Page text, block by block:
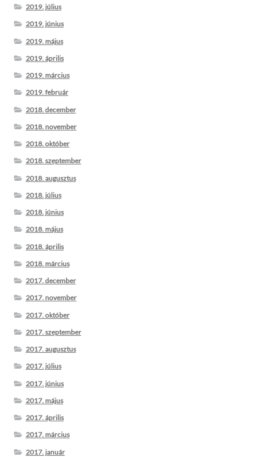
2019. július
2019. június
2019. május
2019. április
2019. március
2019. február
2018. december
2018. november
2018. október
2018. szeptember
2018. augusztus
2018. július
2018. június
2018. május
2018. április
2018. március
2017. december
2017. november
2017. október
2017. szeptember
2017. augusztus
2017. július
2017. június
2017. május
2017. április
2017. március
2017. január